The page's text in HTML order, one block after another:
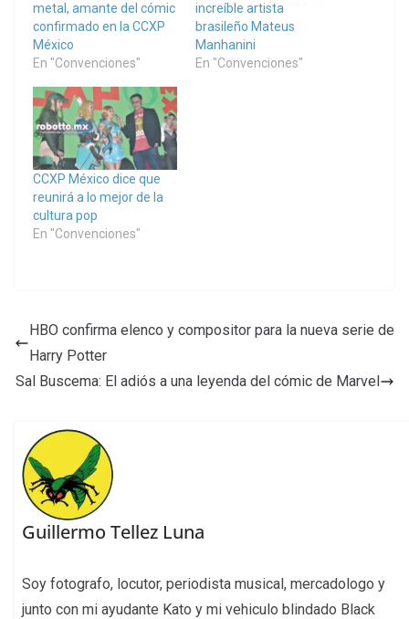
metal, amante del cómic
confirmado en la CCXP
México
En "Convenciones"
increíble artista
brasileño Mateus
Manhanini
En "Convenciones"
CCXP México dice que
reunirá a lo mejor de la
cultura pop
En "Convenciones"
HBO confirma elenco y compositor para la nueva serie de
Harry Potter
Sal Buscema: El adiós a una leyenda del cómic de Marvel
Guillermo Tellez Luna
Soy fotografo, locutor, periodista musical, mercadologo y
junto con mi ayudante Kato y mi vehiculo blindado Black